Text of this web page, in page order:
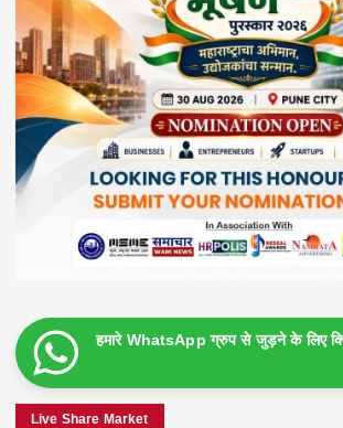
हमारे WhatsApp ग्रुप से जुड़ने के लिए
Live Share Market